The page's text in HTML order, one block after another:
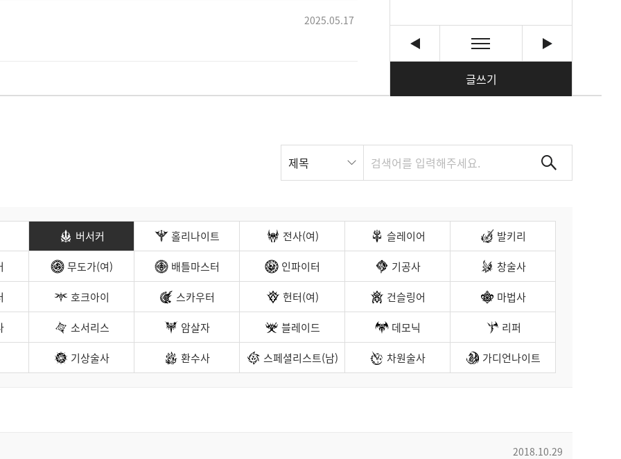
글쓰기
2025.05.17
스
트
색
제목
버서커 홀리나이트 전사(여) 슬레이어
발키리
무도가(여) 배틀마스터 인파이터 기공사
창술사
호크아이 스카우터 헌터(여) 건슬링어
마법사
소서리스 암살자 블레이드 데모닉
리퍼
기상술사 환수사 스페셜리스트(남) 차원술사 가디언나이트
2018.10.29